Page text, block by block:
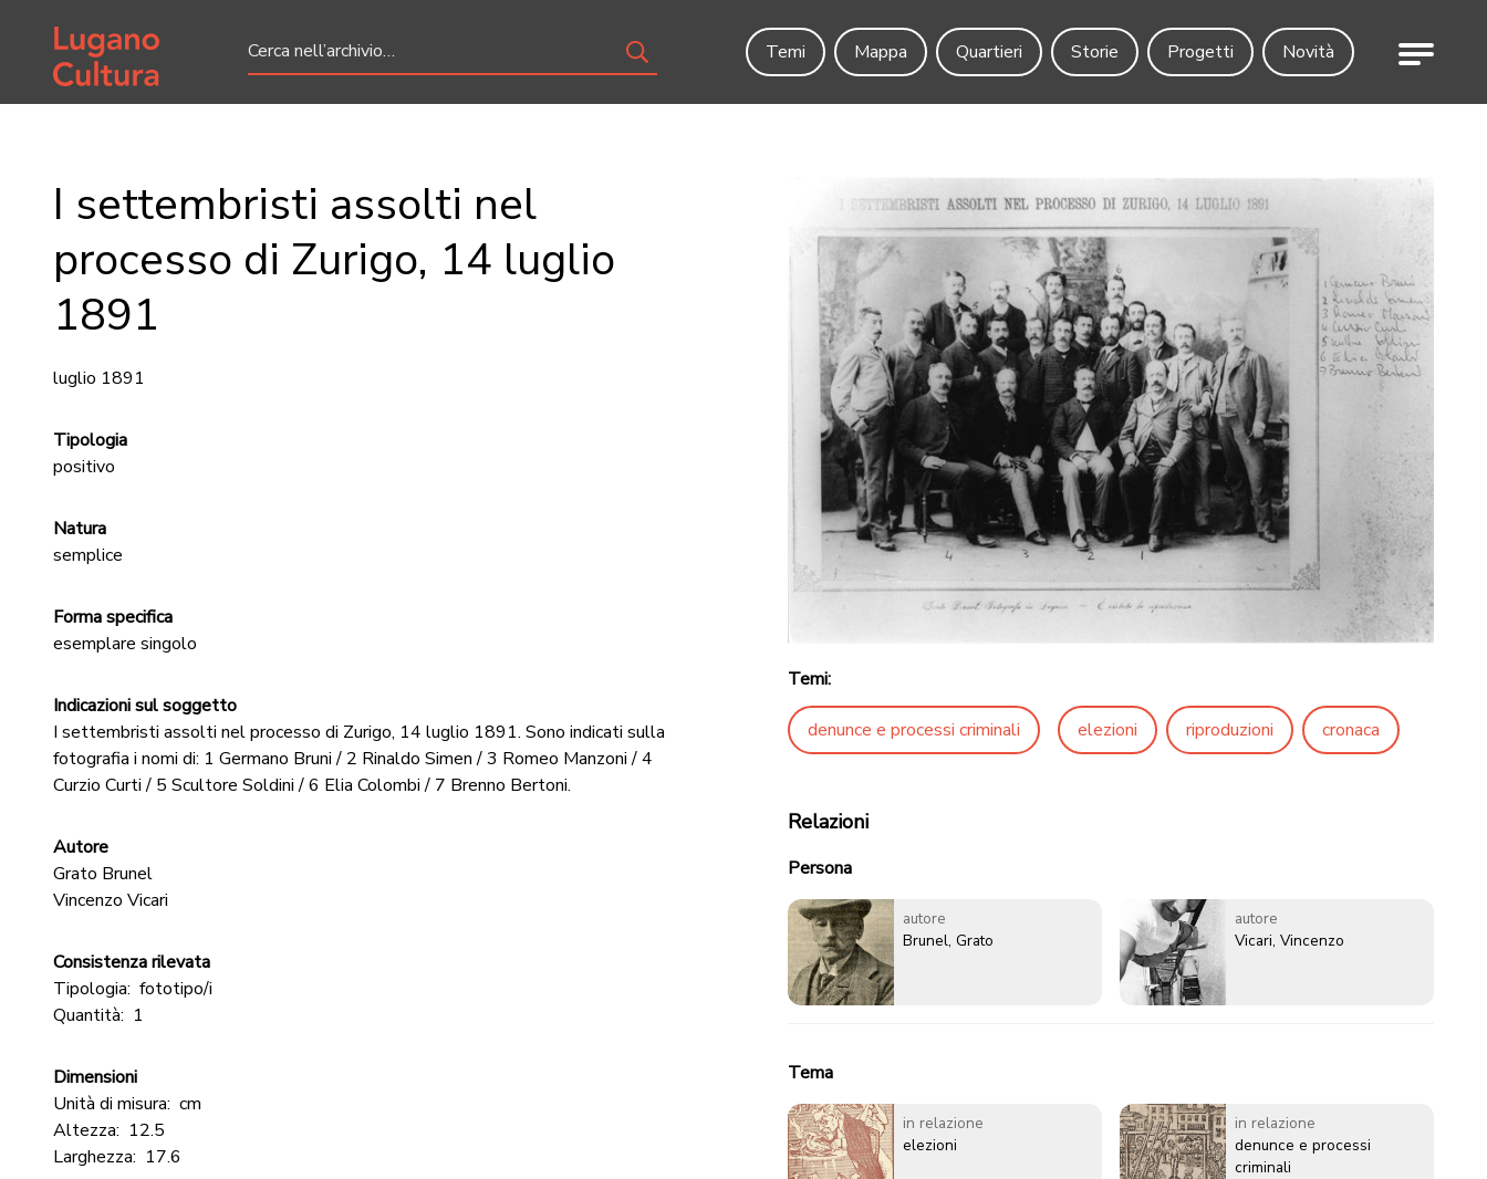
Home page
Temi
Mappa Quartieri Storie Progetti Novità Menu
I settembristi assolti nel
processo di Zurigo, 14 luglio
1891
luglio 1891
Tipologia
positivo
Natura
semplice
Forma specifica
esemplare singolo
Indicazioni sul soggetto
I settembristi assolti nel processo di Zurigo, 14 luglio 1891. Sono indicati sulla
fotografia i nomi di: 1 Germano Bruni / 2 Rinaldo Simen / 3 Romeo Manzoni / 4
Curzio Curti / 5 Scultore Soldini / 6 Elia Colombi / 7 Brenno Bertoni.
Autore
Grato Brunel
Vincenzo Vicari
Consistenza rilevata
Tipologia: fototipo/i
Quantità: 1
Dimensioni
Unità di misura: cm
Altezza: 12.5
Larghezza: 17.6
Temi:
denunce e processi criminali elezioni riproduzioni cronaca
Relazioni
Persona
autore
Brunel, Grato
autore
Vicari, Vincenzo
Tema
in relazione
elezioni
in relazione
denunce e processi
criminali